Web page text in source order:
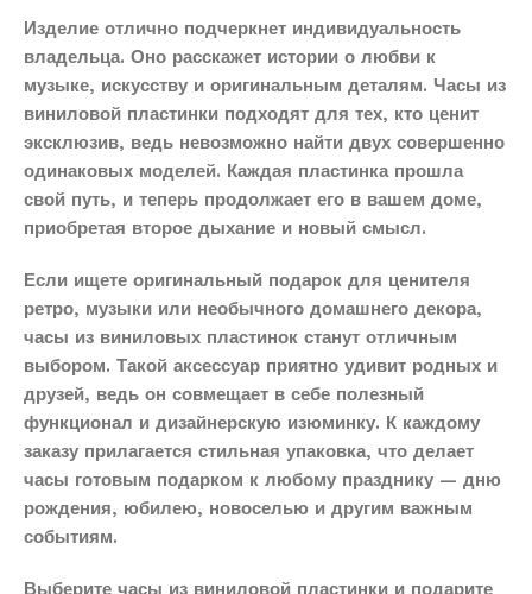
Изделие отлично подчеркнет индивидуальность
владельца. Оно расскажет истории о любви к
музыке, искусству и оригинальным деталям. Часы из
виниловой пластинки подходят для тех, кто ценит
эксклюзив, ведь невозможно найти двух совершенно
одинаковых моделей. Каждая пластинка прошла
свой путь, и теперь продолжает его в вашем доме,
приобретая второе дыхание и новый смысл.
Если ищете оригинальный подарок для ценителя
ретро, музыки или необычного домашнего декора,
часы из виниловых пластинок станут отличным
выбором. Такой аксессуар приятно удивит родных и
друзей, ведь он совмещает в себе полезный
функционал и дизайнерскую изюминку. К каждому
заказу прилагается стильная упаковка, что делает
часы готовым подарком к любому празднику — дню
рождения, юбилею, новоселью и другим важным
событиям.
Выберите часы из виниловой пластинки и подарите